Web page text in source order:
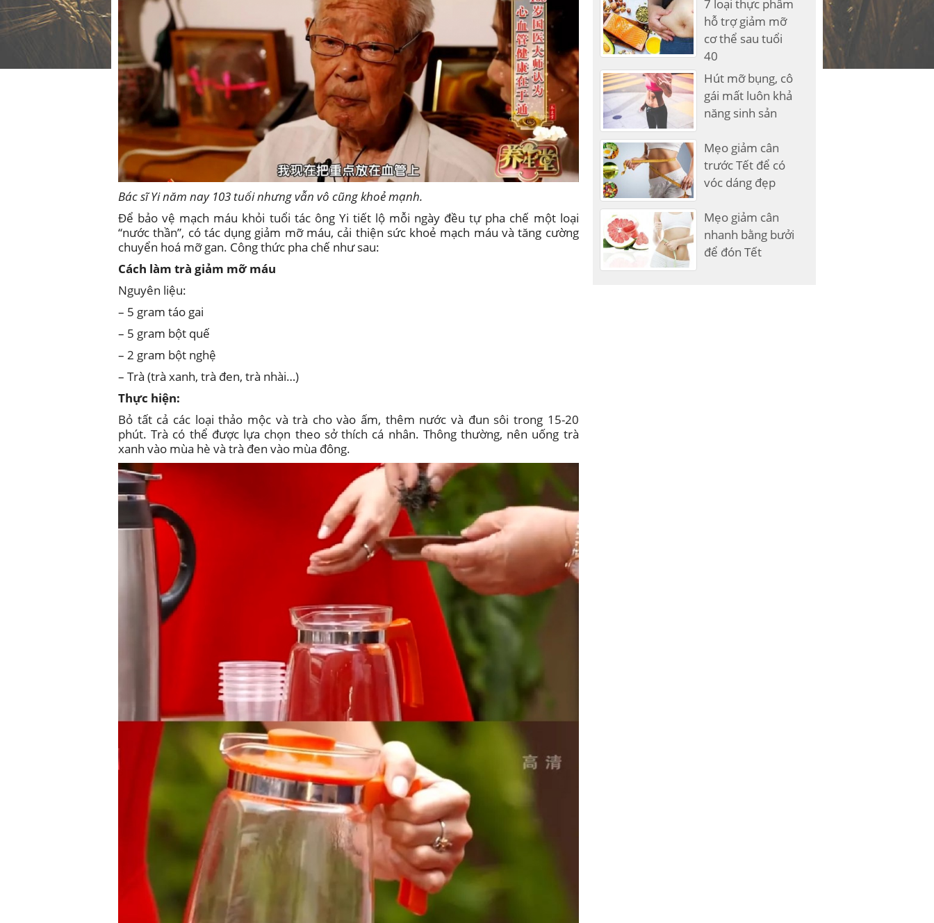
Bác sĩ Yi năm nay 103 tuổi nhưng vẫn vô cũng khoẻ mạnh.
Để bảo vệ mạch máu khỏi tuổi tác ông Yi tiết lộ mỗi ngày đều tự pha chế một loại
“nước thần”, có tác dụng giảm mỡ máu, cải thiện sức khoẻ mạch máu và tăng cường
chuyển hoá mỡ gan. Công thức pha chế như sau:
Cách làm trà giảm mỡ máu
Nguyên liệu:
– 5 gram táo gai
– 5 gram bột quế
– 2 gram bột nghệ
– Trà (trà xanh, trà đen, trà nhài…)
Thực hiện:
Bỏ tất cả các loại thảo mộc và trà cho vào ấm, thêm nước và đun sôi trong 15-20
phút. Trà có thể được lựa chọn theo sở thích cá nhân. Thông thường, nên uống trà
xanh vào mùa hè và trà đen vào mùa đông.
7 loại thực phẩm
hỗ trợ giảm mỡ
cơ thể sau tuổi
40
Hút mỡ bụng, cô
gái mất luôn khả
năng sinh sản
Mẹo giảm cân
trước Tết để có
vóc dáng đẹp
Mẹo giảm cân
nhanh bằng bưởi
để đón Tết